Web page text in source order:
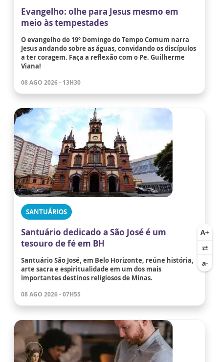
Evangelho: olhe para Jesus mesmo em
meio às tempestades
O evangelho do 19º Domingo do Tempo Comum narra
Jesus andando sobre as águas, convidando os discípulos
a ter coragem. Faça a reflexão com o Pe. Guilherme
Viana!
08 AGO 2026 - 13H30
SANTUÁRIOS
Santuário dedicado a São José é um
tesouro de fé em BH
Santuário São José, em Belo Horizonte, reúne história,
arte sacra e espiritualidade em um dos mais
importantes destinos religiosos de Minas.
08 AGO 2026 - 07H55